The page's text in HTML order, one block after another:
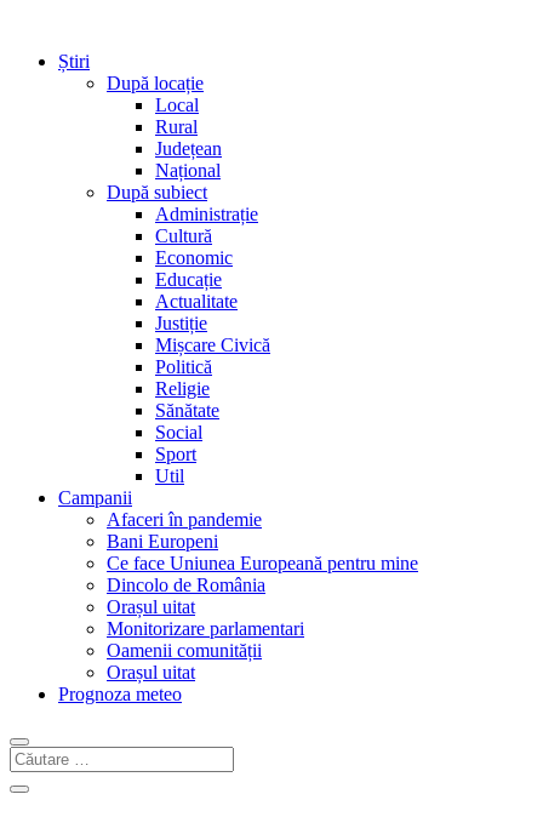
Știri
După locație
Local
Rural
Județean
Național
După subiect
Administrație
Cultură
Economic
Educație
Actualitate
Justiție
Mișcare Civică
Politică
Religie
Sănătate
Social
Sport
Util
Campanii
Afaceri în pandemie
Bani Europeni
Ce face Uniunea Europeană pentru mine
Dincolo de România
Orașul uitat
Monitorizare parlamentari
Oamenii comunității
Orașul uitat
Prognoza meteo